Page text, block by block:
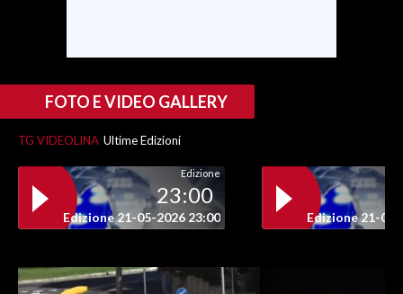
#CARAUNIONE
INSULARITÀ
INFO AZIENDE
ANNUNCI
FOTO E VIDEO GALLERY
TG VIDEOLINA Ultime Edizioni
Edizione
23:00
Edizione 21-05-2026 23:00 Edizione 21-05-